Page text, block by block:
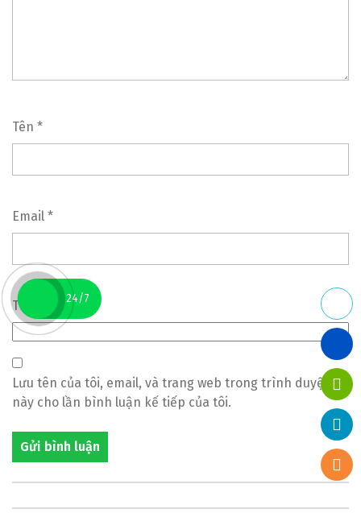
Tên *
Email *
Trang web
Lưu tên của tôi, email, và trang web trong trình duyệt
này cho lần bình luận kế tiếp của tôi.
24/7